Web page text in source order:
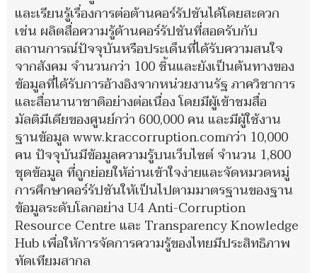
และเรียนรู้เรื่องการต่อต้านคอร์รัปชันได้โดยสะดวก
เช่น ผลิตสื่อความรู้ด้านคอร์รัปชันที่สอดรับกับ
สถานการณ์ปัจจุบันหรือประเด็นที่ได้รับความสนใจ
จากสังคม จำนวนกว่า 100 ชิ้นและยังเป็นต้นทางของ
ข้อมูลที่ได้รับการอ้างอิงจากหน่วยงานรัฐ ภาควิชาการ
และสื่อนานาชาติอย่างต่อเนื่อง โดยมีผู้เข้าชมสื่อ
มัลติมีเดียของศูนย์กว่า 600,000 คน และมีผู้ใช้งาน
ฐานข้อมูล www.kraccorruption.comกว่า 10,000
คน ปัจจุบันมีข้อมูลความรู้บนเว็บไซต์ จำนวน 1,800
ชุดข้อมูล ที่ถูกย่อยให้อ่านเข้าใจง่ายและจัดหมวดหมู่
การศึกษาคอร์รัปชันให้เป็นไปตามมาตรฐานของฐาน
ข้อมูลระดับโลกอย่าง U4 Anti-Corruption
Resource Centre และ Transparency Knowledge
Hub เพื่อให้การจัดการความรู้ของไทยมีประสิทธิภาพ
ทัดเทียมสากล